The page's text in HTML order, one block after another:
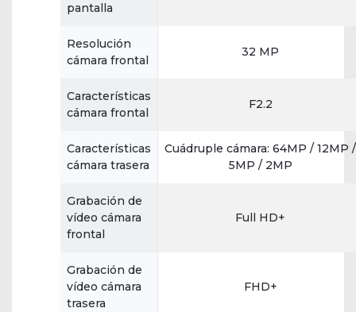
pantalla
Resolución
cámara frontal
32 MP
Características
cámara frontal
F2.2
Características
cámara trasera
Cuádruple cámara: 64MP / 12MP /
5MP / 2MP
Grabación de
vídeo cámara
frontal
Full HD+
Grabación de
vídeo cámara
trasera
FHD+